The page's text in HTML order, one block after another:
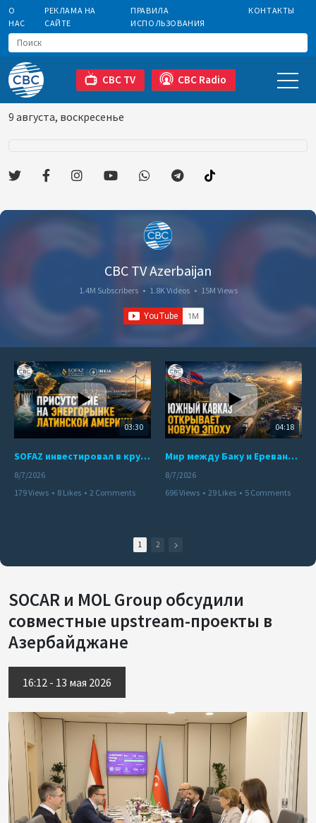
О
НАС
РЕКЛАМА НА
САЙТЕ
ПРАВИЛА
ИСПОЛЬЗОВАНИЯ
КОНТАКТЫ
CBC TV CBC Radio
9 августа, воскресенье
CBC TV Azerbaijan
1.4M Subscribers • 1.8K Videos • 15M Views
03:30
SOFAZ инвестировал в крупнейшего независимого производителя электроэнергии Перу
8/7/2026
179 Views • 8 Likes • 2 Comments
04:18
Мир между Баку и Ереваном запускает крупные логистические проекты
8/7/2026
696 Views • 29 Likes • 5 Comments
1 2
SOCAR и MOL Group обсудили
совместные upstream-проекты в
Азербайджане
16:12 - 13 мая 2026